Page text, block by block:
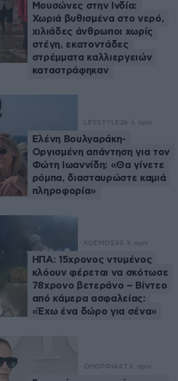
Μουσώνες στην Ινδία:
Χωριά βυθισμένα στο νερό,
χιλιάδες άνθρωποι χωρίς
στέγη, εκατοντάδες
στρέμματα καλλιεργειών
καταστράφηκαν
LIFESTYLE26 λ. πριν
Ελένη Βουλγαράκη-
Οργισμένη απάντηση για τον
Φώτη Ιωαννίδη: «Θα γίνετε
ρόμπα, διασταυρώστε καμιά
πληροφορία»
ΚΟΣΜΟΣ40 λ. πριν
ΗΠΑ: 15χρονος ντυμένος
κλόουν φέρεται να σκότωσε
78χρονο βετεράνο – Βίντεο
από κάμερα ασφαλείας:
«Έχω ένα δώρο για σένα»
ΟΜΟΡΦΙΑ47 λ. πριν